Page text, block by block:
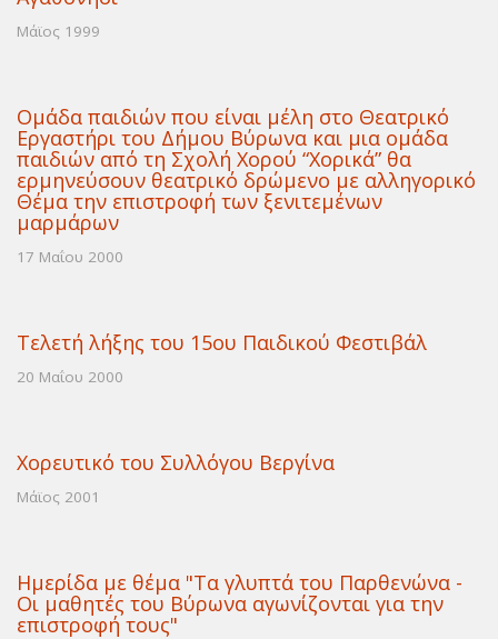
Μάϊος 1999
Ομάδα παιδιών που είναι μέλη στο Θεατρικό
Εργαστήρι του Δήμου Βύρωνα και μια ομάδα
παιδιών από τη Σχολή Χορού “Χορικά” θα
ερμηνεύσουν θεατρικό δρώμενο με αλληγορικό
Θέμα την επιστροφή των ξενιτεμένων
μαρμάρων
17 Μαΐου 2000
Τελετή λήξης του 15ου Παιδικού Φεστιβάλ
20 Μαΐου 2000
Χορευτικό του Συλλόγου Βεργίνα
Μάϊος 2001
Ημερίδα με θέμα "Τα γλυπτά του Παρθενώνα -
Οι μαθητές του Βύρωνα αγωνίζονται για την
επιστροφή τους"